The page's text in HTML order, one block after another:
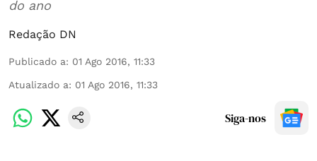
do ano
Redação DN
Publicado a: 01 Ago 2016, 11:33
Atualizado a: 01 Ago 2016, 11:33
Siga-nos